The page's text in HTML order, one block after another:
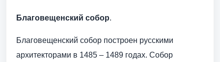
Благовещенский собор.
Благовещенский собор построен русскими
архитекторами в 1485 – 1489 годах. Собор